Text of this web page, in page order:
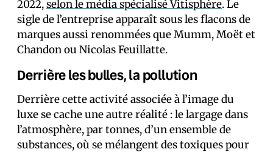
2022,selon le média spécialisé Vitisphère. Le
sigle de l’entreprise apparaît sous les flacons de
marques aussi renommées que Mumm, Moët et
Chandon ou Nicolas Feuillatte.
Derrière les bulles, la pollution
Derrière cette activité associée à l’image du
luxe se cache une autre réalité : le largage dans
l’atmosphère, par tonnes, d’un ensemble de
substances, où se mélangent des toxiques pour